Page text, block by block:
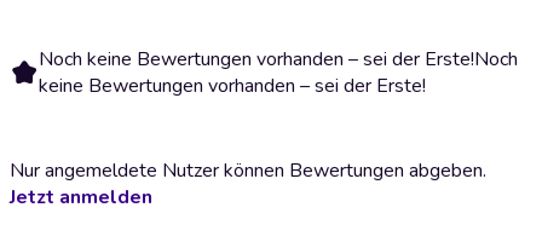
Noch keine Bewertungen vorhanden – sei der Erste!Noch
keine Bewertungen vorhanden – sei der Erste!
Nur angemeldete Nutzer können Bewertungen abgeben.
Jetzt anmelden